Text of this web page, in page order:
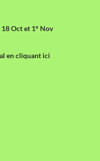
18 Oct et 1° Nov
en cliquant ici